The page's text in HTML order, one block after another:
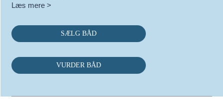
Læs mere >
SÆLG BÅD
VURDER BÅD